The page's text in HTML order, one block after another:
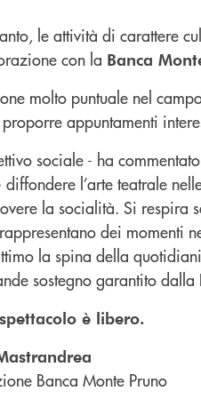
le attività di carattere
con la Banca
molto puntuale nel
appuntamenti
sociale - ha
diffondere l’arte teatrale
la socialità. Si respira
dei momenti
la spina della
sostegno garantito dalla
è libero.
Banca Monte Pruno